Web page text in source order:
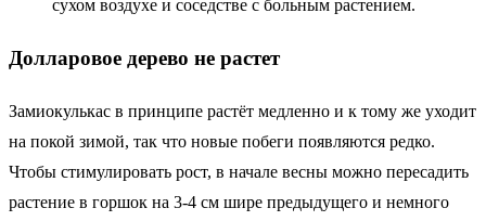
сухом воздухе и соседстве с больным растением.
Долларовое дерево не растет
Замиокулькас в принципе растёт медленно и к тому же уходит
на покой зимой, так что новые побеги появляются редко.
Чтобы стимулировать рост, в начале весны можно пересадить
растение в горшок на 3-4 см шире предыдущего и немного